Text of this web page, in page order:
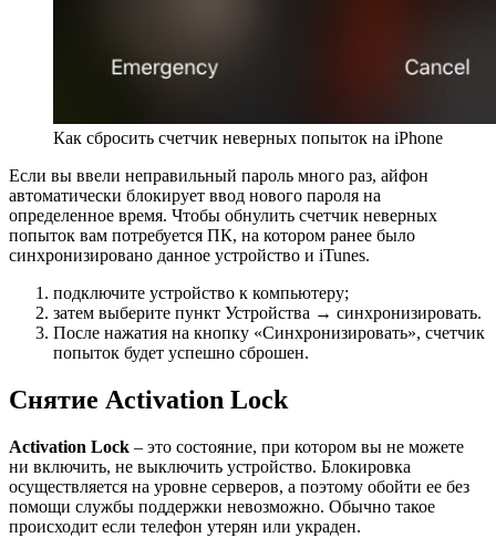
Как сбросить счетчик неверных попыток на iPhone
Если вы ввели неправильный пароль много раз, айфон
автоматически блокирует ввод нового пароля на
определенное время. Чтобы обнулить счетчик неверных
попыток вам потребуется ПК, на котором ранее было
синхронизировано данное устройство и iTunes.
подключите устройство к компьютеру;
затем выберите пункт Устройства → синхронизировать.
После нажатия на кнопку «Синхронизировать», счетчик
попыток будет успешно сброшен.
Снятие Activation Lock
Activation Lock – это состояние, при котором вы не можете
ни включить, не выключить устройство. Блокировка
осуществляется на уровне серверов, а поэтому обойти ее без
помощи службы поддержки невозможно. Обычно такое
происходит если телефон утерян или украден.